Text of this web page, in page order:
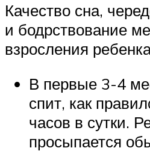
Качество сна,
и бодрствование
взросления
В первые 3-4
спит, как
часов в сутки.
просыпается